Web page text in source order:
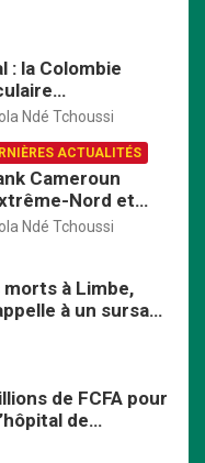
: la Colombie
le Maroc
Ndé Tchoussi
ACTUALITÉS
Cameroun
Nord et
local
Ndé Tchoussi
à Limbe,
à un sursaut
de FCFA pour
de
son centre